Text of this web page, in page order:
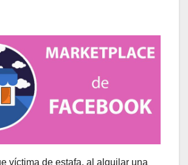
víctima de estafa, al alquilar una